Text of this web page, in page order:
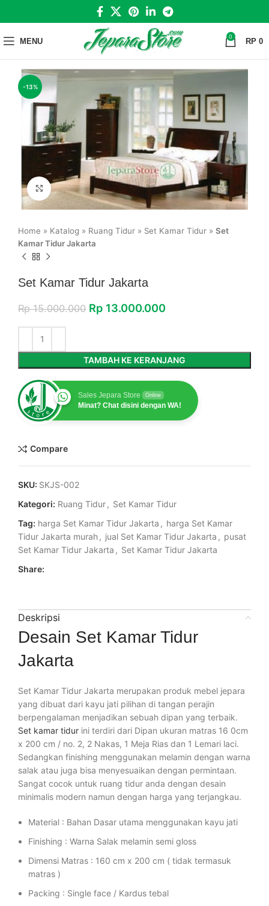
MENU 0 RP 0
-13%
Click to enlarge
Home » Katalog » Ruang Tidur » Set Kamar Tidur » Set
Kamar Tidur Jakarta
Set Kamar Tidur Jakarta
Rp15.000.000 Rp 13.000.000
TAMBAH KE KERANJANG
Sales Jepara Store Online
Minat? Chat disini dengan WA!
Compare
SKU: SKJS-002
Kategori: Ruang Tidur, Set Kamar Tidur
Tag: harga Set Kamar Tidur Jakarta , harga Set Kamar
Tidur Jakarta murah, jual Set Kamar Tidur Jakarta , pusat
Set Kamar Tidur Jakarta , Set Kamar Tidur Jakarta
Share:
Deskripsi
Desain Set Kamar Tidur
Jakarta
Set Kamar Tidur Jakarta merupakan produk mebel jepara
yang dibuat dari kayu jati pilihan di tangan perajin
berpengalaman menjadikan sebuah dipan yang terbaik.
Set kamar tidur ini terdiri dari Dipan ukuran matras 16 0cm
x 200 cm / no. 2, 2 Nakas, 1 Meja Rias dan 1 Lemari laci.
Sedangkan finishing menggunakan melamin dengan warna
salak atau juga bisa menyesuaikan dengan permintaan.
Sangat cocok untuk ruang tidur anda dengan desain
minimalis modern namun dengan harga yang terjangkau.
Material : Bahan Dasar utama menggunakan kayu jati
Finishing : Warna Salak melamin semi gloss
Dimensi Matras : 160 cm x 200 cm ( tidak termasuk
matras )
Packing : Single face / Kardus tebal